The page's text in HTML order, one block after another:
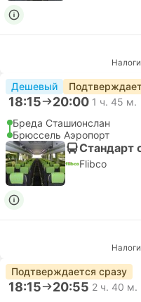
Дешевый
18:15 20:00 1 ч. 45 м.
Бреда Сташионслан
Брюссель Аэропорт
Стандарт
Flibco
Подтверждается сразу
18:15 20:55 2 ч. 40 м.